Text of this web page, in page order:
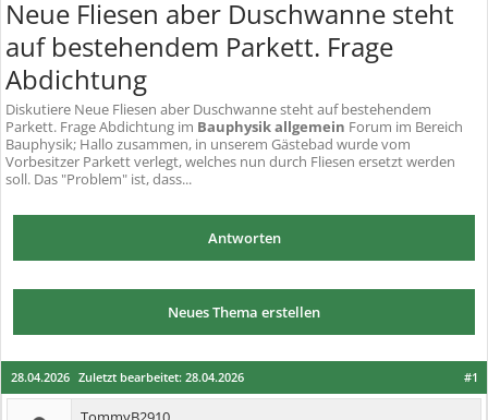
Neue Fliesen aber Duschwanne steht
auf bestehendem Parkett. Frage
Abdichtung
Diskutiere Neue Fliesen aber Duschwanne steht auf bestehendem
Parkett. Frage Abdichtung im Bauphysik allgemein Forum im Bereich
Bauphysik; Hallo zusammen, in unserem Gästebad wurde vom
Vorbesitzer Parkett verlegt, welches nun durch Fliesen ersetzt werden
soll. Das "Problem" ist, dass...
Antworten
Neues Thema erstellen
#1
28.04.2026 Zuletzt bearbeitet: 28.04.2026